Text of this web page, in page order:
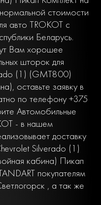
стоимости
авто TROKOT с
Беларусь.
Вам хорошее
шторок для
(1) (GMT800)
оставьте заявку в
по телефону +375
Автомобильные
- в нашем
доставку
Silverado (1)
кабина) Пикап
покупателям
, а так же